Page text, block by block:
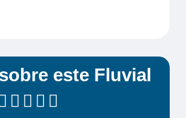
este Fluvial